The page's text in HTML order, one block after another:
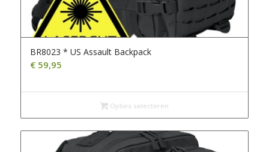
BR8023 * US Assault Backpack
€59,95
Opties selecteren